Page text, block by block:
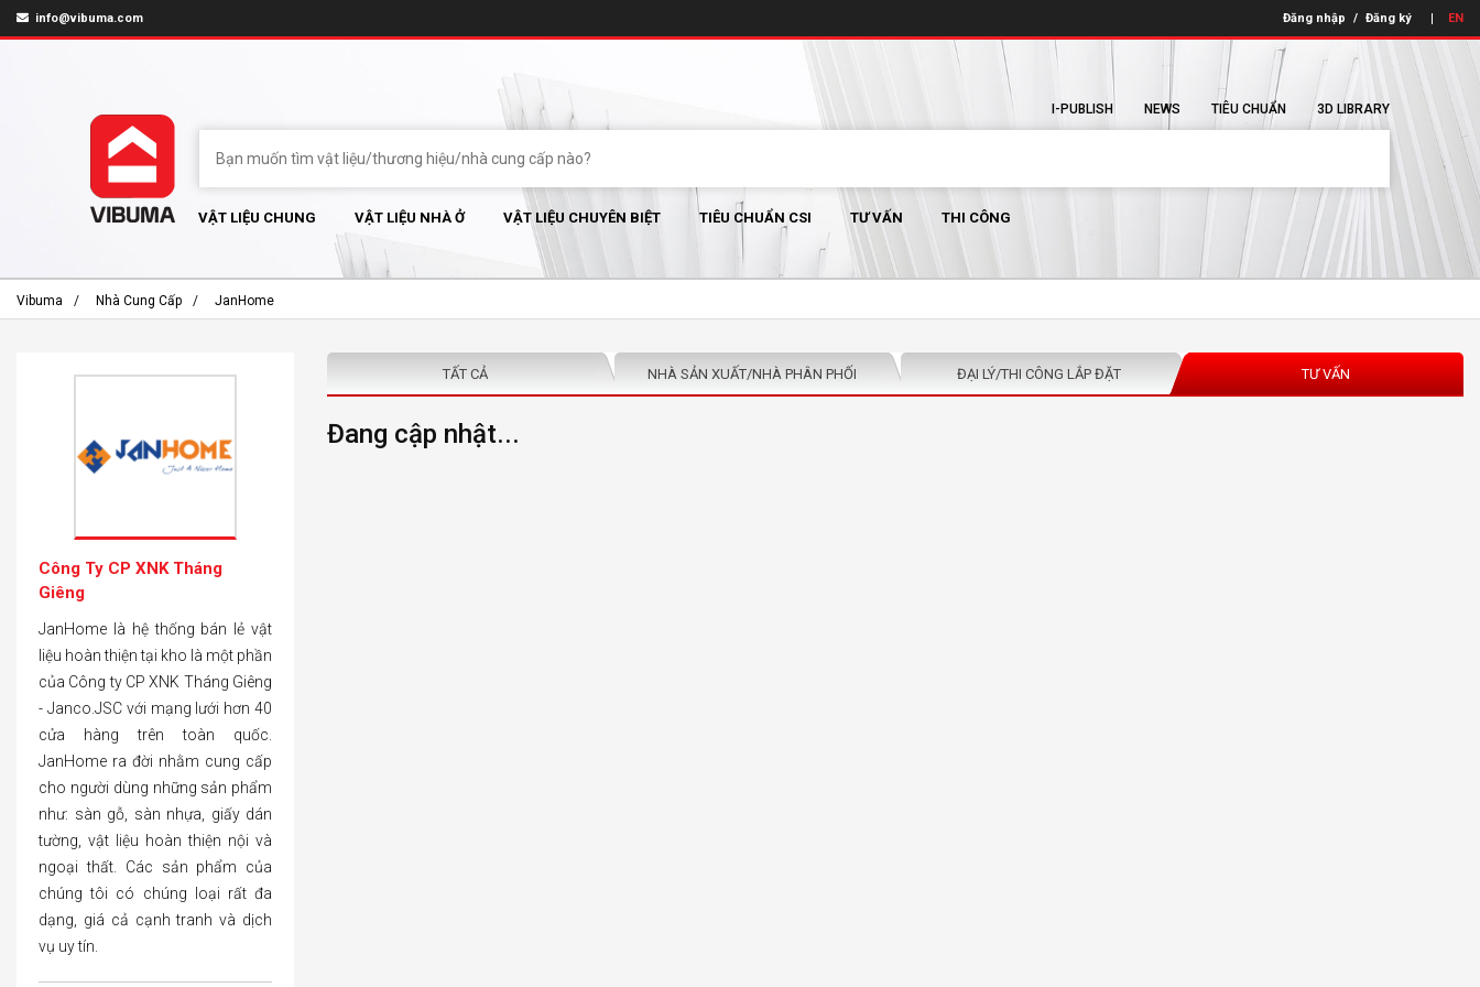
info@vibuma.com Đăng nhập / Đăng ký EN
I-PUBLISH NEWS TIÊU CHUẨN 3D LIBRARY
VẬT LIỆU CHUNG VẬT LIỆU NHÀ Ở VẬT LIỆU CHUYÊN BIỆT TIÊU CHUẨN CSI TƯ VẤN THI CÔNG
Vibuma Nhà Cung Cấp JanHome
TẤT CẢ NHÀ SẢN XUẤT/NHÀ PHÂN PHỐI ĐẠI LÝ/THI CÔNG LẮP ĐẶT TƯ VẤN
Đang cập nhật...
Công Ty CP XNK Tháng
Giêng
JanHome là hệ thống bán lẻ vật
liệu hoàn thiện tại kho là một phần
của Công ty CP XNK Tháng Giêng
- Janco.JSC với mạng lưới hơn 40
cửa hàng trên toàn quốc.
JanHome ra đời nhằm cung cấp
cho người dùng những sản phẩm
như: sàn gỗ, sàn nhựa, giấy dán
tường, vật liệu hoàn thiện nội và
ngoại thất. Các sản phẩm của
chúng tôi có chúng loại rất đa
dạng, giá cả cạnh tranh và dịch
vụ uy tín.